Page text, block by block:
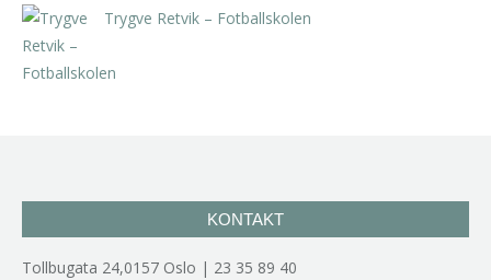
Trygve Retvik – Fotballskolen
KONTAKT
Tollbugata 24,0157 Oslo | 23 35 89 40